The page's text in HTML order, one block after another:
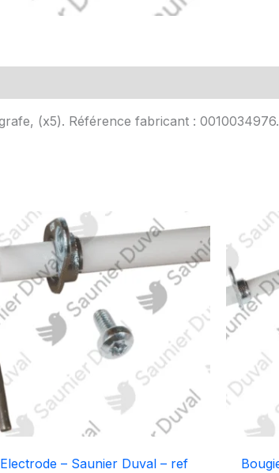
(x5). Référence fabricant : 0010034976.
Electrode – Saunier Duval – ref